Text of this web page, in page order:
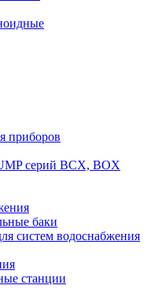
приборов
серий BCX, BOX
баки
систем водоснабжения
станции